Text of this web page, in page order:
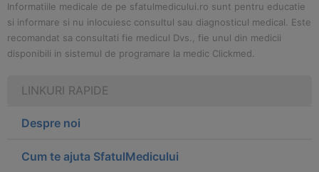
Informatiile medicale de pe sfatulmedicului.ro sunt pentru educatie
si informare si nu inlocuiesc consultul sau diagnosticul medical. Este
recomandat sa consultati fie medicul Dvs., fie unul din medicii
disponibili in sistemul de programare la medic Clickmed.
LINKURI RAPIDE
Despre noi
Cum te ajuta SfatulMedicului